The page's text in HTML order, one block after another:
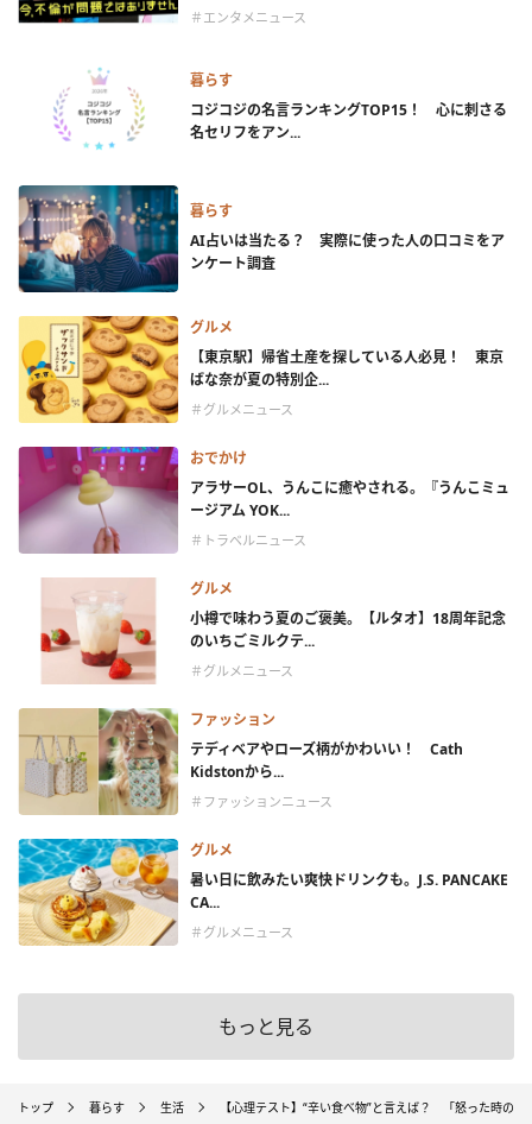
＃エンタメニュース
暮らす
コジコジの名言ランキングTOP15！ 心に刺さる
名セリフをアン...
暮らす
AI占いは当たる？ 実際に使った人の口コミをア
ンケート調査
グルメ
【東京駅】帰省土産を探している人必見！ 東京
ばな奈が夏の特別企...
＃グルメニュース
おでかけ
アラサーOL、うんこに癒やされる。『うんこミュ
ージアム YOK...
＃トラベルニュース
グルメ
小樽で味わう夏のご褒美。【ルタオ】18周年記念
のいちごミルクテ...
＃グルメニュース
ファッション
テディベアやローズ柄がかわいい！ Cath
Kidstonから...
＃ファッションニュース
グルメ
暑い日に飲みたい爽快ドリンクも。J.S. PANCAKE
CA...
＃グルメニュース
もっと見る
トップ 暮らす 生活 【心理テスト】“辛い食べ物”と言えば？ 「怒った時のあ